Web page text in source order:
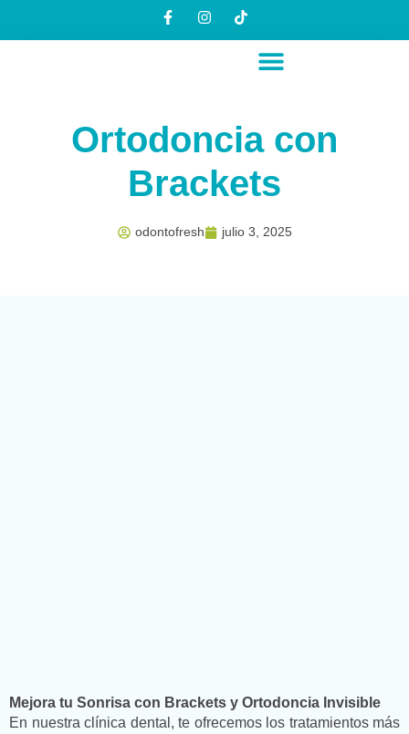
Ortodoncia con
Brackets
odontofresh julio 3, 2025
Mejora tu Sonrisa con Brackets y Ortodoncia Invisible
En nuestra clínica dental, te ofrecemos los tratamientos más